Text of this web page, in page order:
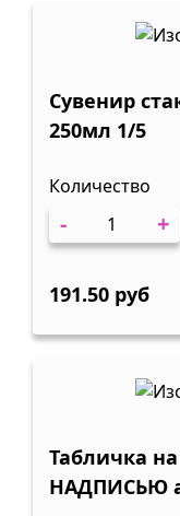
Сувенир
250мл 1/5
Количество
- +
191.50 руб
Табличка